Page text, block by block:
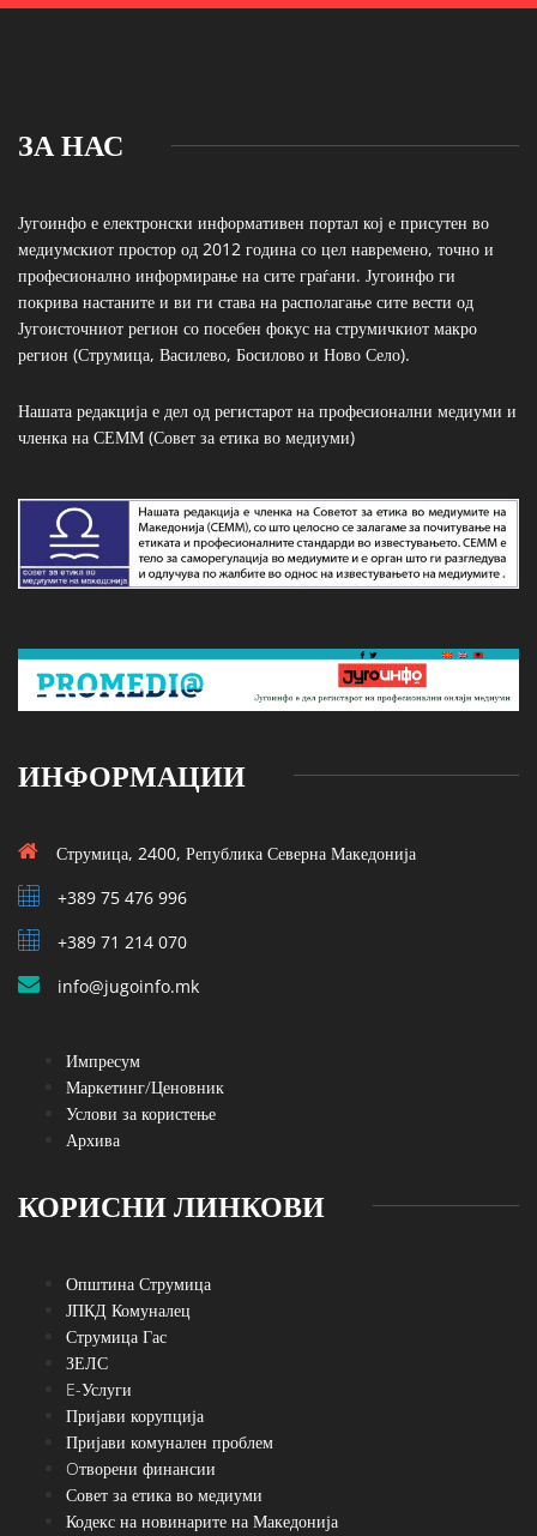
ЗА НАС
Југоинфо е електронски информативен портал кој е присутен во
медиумскиот простор од 2012 година со цел навремено, точно и
професионално информирање на сите граѓани. Југоинфо ги
покрива настаните и ви ги става на располагање сите вести од
Југоисточниот регион со посебен фокус на струмичкиот макро
регион (Струмица, Василево, Босилово и Ново Село).
Нашата редакција е дел од регистарот на професионални медиуми и
членка на СЕММ (Совет за етика во медиуми)
ИНФОРМАЦИИ
Струмица, 2400, Република Северна Македонија
+389 75 476 996
+389 71 214 070
info@jugoinfo.mk
Импресум
Маркетинг/Ценовник
Услови за користење
Архива
КОРИСНИ ЛИНКОВИ
Општина Струмица
ЈПКД Комуналец
Струмица Гас
ЗЕЛС
E-Услуги
Пријави корупција
Пријави комунален проблем
Oтворени финансии
Совет за етика во медиуми
Кодекс на новинарите на Македонија